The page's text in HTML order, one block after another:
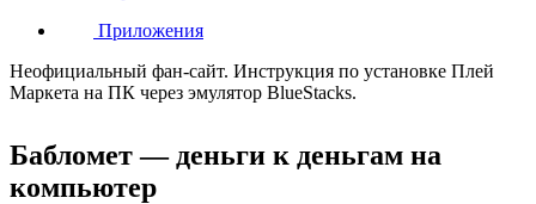
Приложения
Неофициальный фан-сайт. Инструкция по установке Плей
Маркета на ПК через эмулятор BlueStacks.
Бабломет — деньги к деньгам на
компьютер